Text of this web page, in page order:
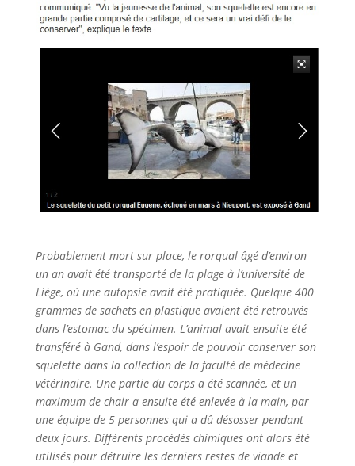
Probablement mort sur place, le rorqual âgé d’environ
un an avait été transporté de la plage à l’université de
Liège, où une autopsie avait été pratiquée. Quelque 400
grammes de sachets en plastique avaient été retrouvés
dans l’estomac du spécimen. L’animal avait ensuite été
transféré à Gand, dans l’espoir de pouvoir conserver son
squelette dans la collection de la faculté de médecine
vétérinaire. Une partie du corps a été scannée, et un
maximum de chair a ensuite été enlevée à la main, par
une équipe de 5 personnes qui a dû désosser pendant
deux jours. Différents procédés chimiques ont alors été
utilisés pour détruire les derniers restes de viande et